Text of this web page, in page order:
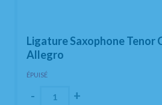
Ligature Saxophone Tenor
Allegro
ÉPUISÉ
- +